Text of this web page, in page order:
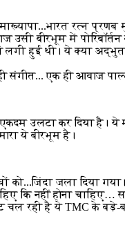
रत्न प्रणब
उसी बीरभूम में
लगी हुई थी। ये क्या
एक ही आवाज पाल्टानो
उलटा कर दिया है। ये
ये बीरभूम है।
जला दिया
कि नहीं होना
रही है ये TMC के बड़े-